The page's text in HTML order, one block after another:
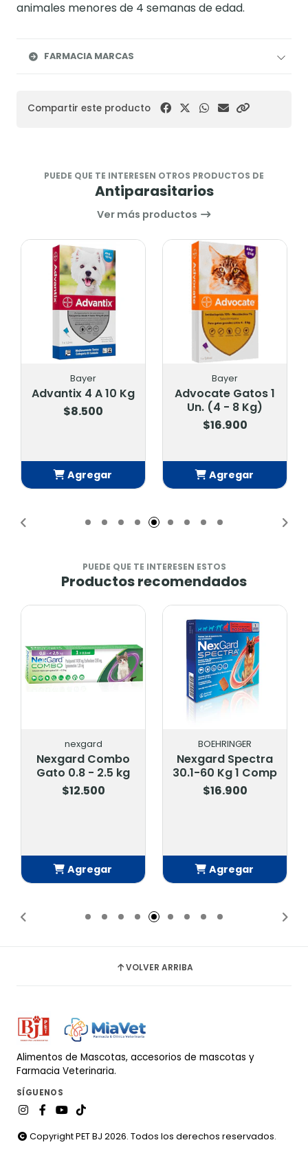
animales menores de 4 semanas de edad.
FARMACIA MARCAS
Compartir este producto
PUEDE QUE TE INTERESEN OTROS PRODUCTOS DE
Antiparasitarios
Ver más productos
Bayer
Advocate Gatos 1
Un. (4 - 8 Kg)
Agregar
Bayer
Advocate Gatos Y
Huron Menor 4 Kg.
1 Compr
Agregar
PUEDE QUE TE INTERESEN ESTOS
Productos recomendados
BOEHRINGER
Nexgard Spectra
30.1-60 Kg 1 Comp
$16.900
Agregar
BOEHRINGER
Nexgard Spectra
De 7,6 A 15 Kg. 1
Comprimido
Agregar
VOLVER ARRIBA
Alimentos de Mascotas, accesorios de mascotas y
Farmacia Veterinaria.
SÍGUENOS
Copyright PET BJ 2026. Todos los derechos reservados.